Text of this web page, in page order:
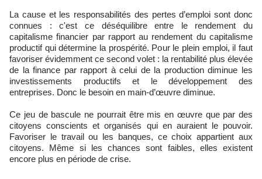
La cause et les responsabilités des pertes d’emploi sont donc
connues : c'est ce déséquilibre entre le rendement du
capitalisme financier par rapport au rendement du capitalisme
productif qui détermine la prospérité. Pour le plein emploi, il faut
favoriser évidemment ce second volet : la rentabilité plus élevée
de la finance par rapport à celui de la production diminue les
investissements productifs et le développement des
entreprises. Donc le besoin en main-d’œuvre diminue.
Ce jeu de bascule ne pourrait être mis en œuvre que par des
citoyens conscients et organisés qui en auraient le pouvoir.
Favoriser le travail ou les banques, ce choix appartient aux
citoyens. Même si les chances sont faibles, elles existent
encore plus en période de crise.